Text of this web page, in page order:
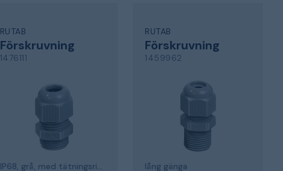
RUTAB
Förskruvning
1476111
IP68, grå, med tätningsring
RUTAB
Förskruvning
1459962
lång gänga